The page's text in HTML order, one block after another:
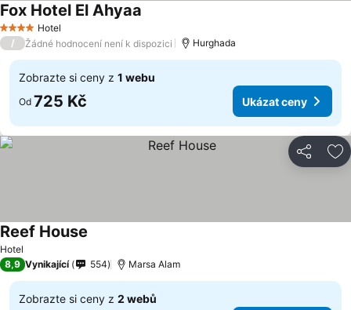
4 Počet hvězdiček
Hotel
Fox Hotel El Ahyaa
/ Žádné hodnocení není k dispozici Hurghada
Zobrazte si ceny z 1 webu
Od 725 Kč Ukázat ceny
Sdílet
Hotel
Reef House
8,9 Vynikající 554 Marsa Alam
Zobrazte si ceny z 2 webů